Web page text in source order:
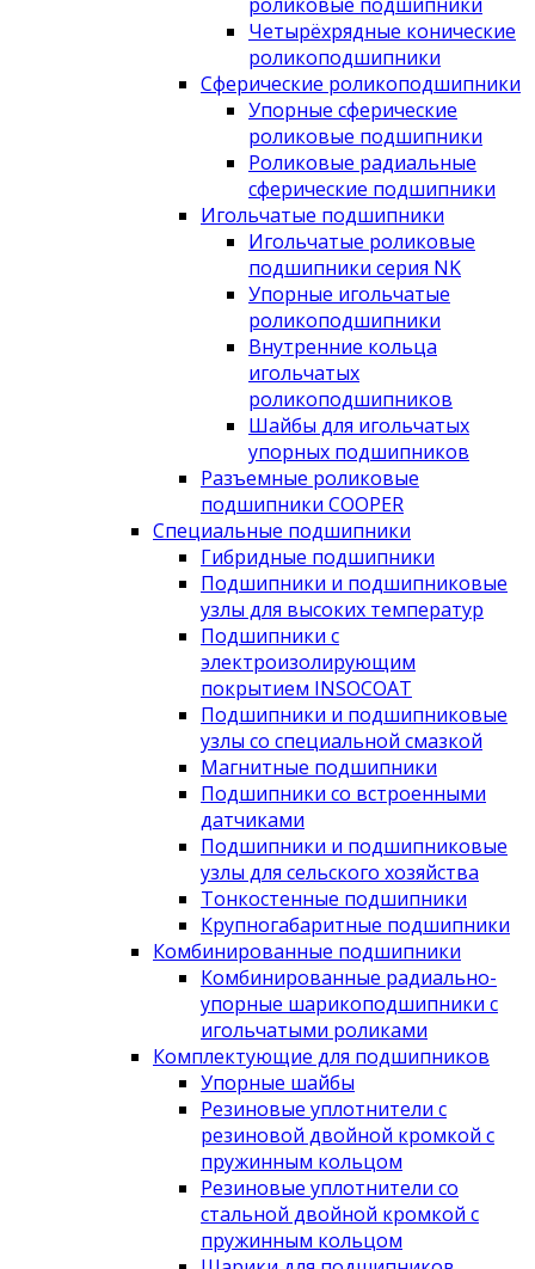
Четырёхрядные конические
роликоподшипники
Сферические роликоподшипники
Упорные сферические
роликовые подшипники
Роликовые радиальные
сферические подшипники
Игольчатые подшипники
Игольчатые роликовые
подшипники серия NK
Упорные игольчатые
роликоподшипники
Внутренние кольца
игольчатых
роликоподшипников
Шайбы для игольчатых
упорных подшипников
Разъемные роликовые
подшипники COOPER
Специальные подшипники
Гибридные подшипники
Подшипники и подшипниковые
узлы для высоких температур
Подшипники с
электроизолирующим
покрытием INSOCOAT
Подшипники и подшипниковые
узлы со специальной смазкой
Магнитные подшипники
Подшипники со встроенными
датчиками
Подшипники и подшипниковые
узлы для сельского хозяйства
Тонкостенные подшипники
Крупногабаритные подшипники
Комбинированные подшипники
Комбинированные радиально-
упорные шарикоподшипники с
игольчатыми роликами
Комплектующие для подшипников
Упорные шайбы
Резиновые уплотнители с
резиновой двойной кромкой с
пружинным кольцом
Резиновые уплотнители со
стальной двойной кромкой с
пружинным кольцом